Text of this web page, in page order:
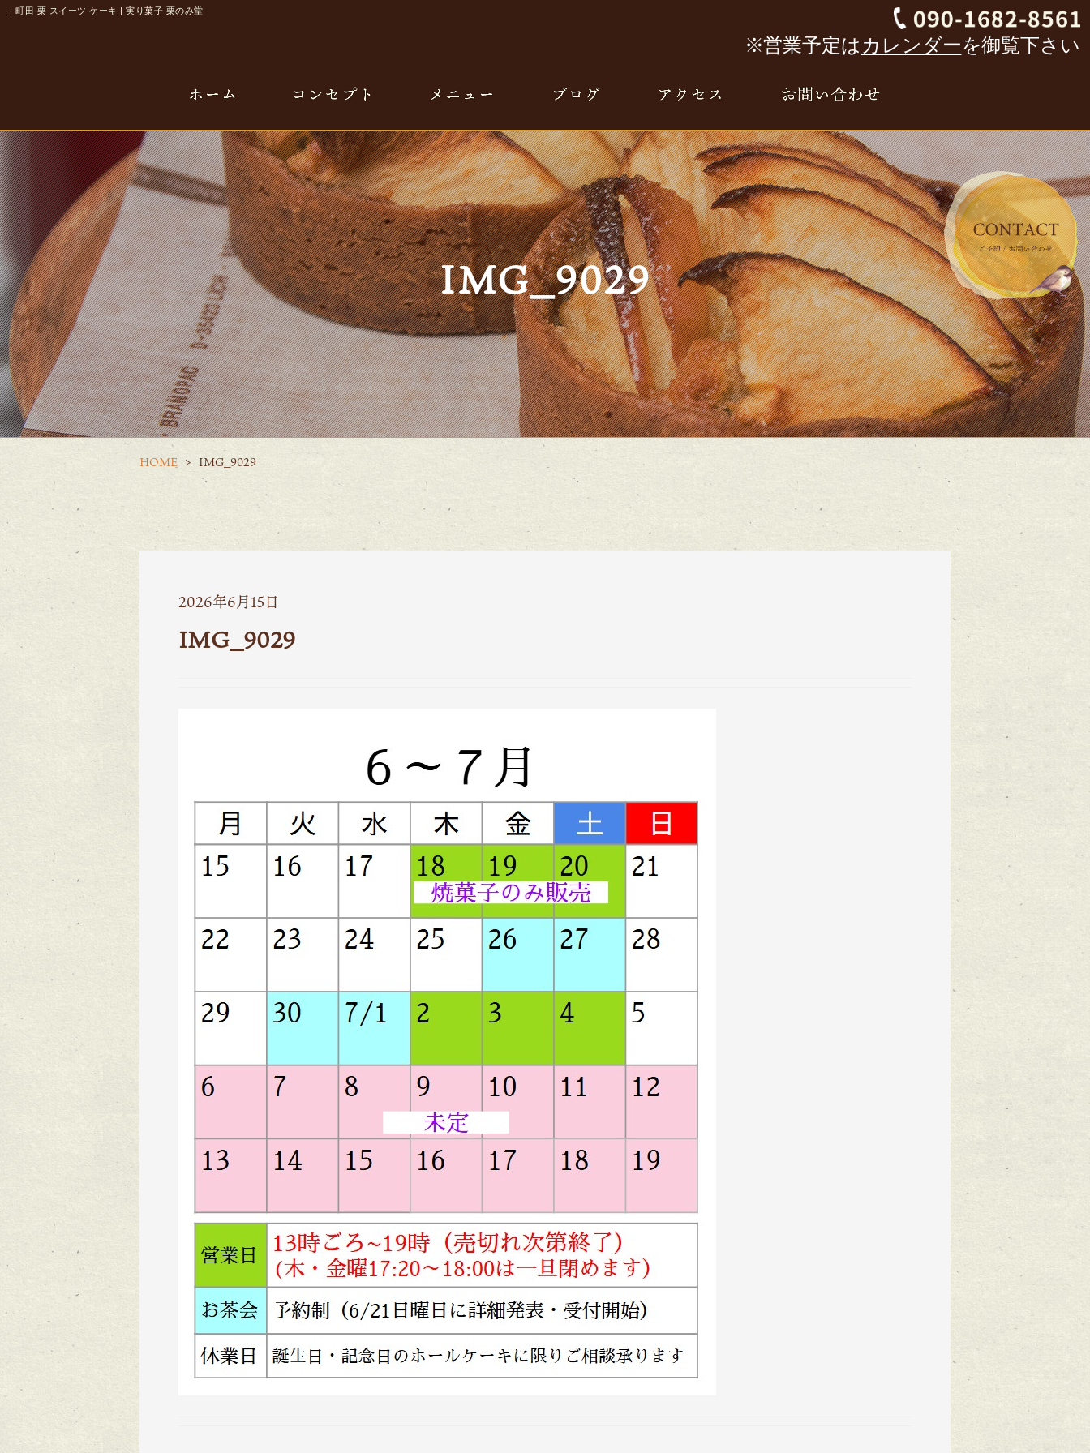
| 町田 栗 スイーツ ケーキ | 実り菓子 栗のみ堂
※営業予定は カレンダーを御覧下さい
IMG_9029
HOME IMG_9029
2026年6月15日
IMG_9029